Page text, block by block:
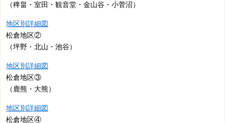
（稗畠・室田・観音堂・金山谷・小菅沼）
地区別詳細図
松倉地区②
（坪野・北山・池谷）
地区別詳細図
松倉地区③
（鹿熊・大熊）
地区別詳細図
松倉地区④